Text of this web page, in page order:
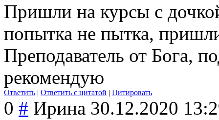
Пришли на курсы с
попытка не пытка,
Преподаватель от Бога,
рекомендую
Ответить | Ответить с цитатой | Цитировать
0 # Ирина 30.12.2020